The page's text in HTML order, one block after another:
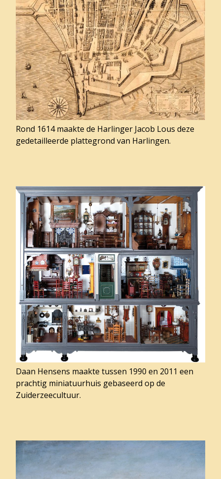
Rond 1614 maakte de Harlinger Jacob Lous deze
gedetailleerde plattegrond van Harlingen.
Daan Hensens maakte tussen 1990 en 2011 een
prachtig miniatuurhuis gebaseerd op de
Zuiderzeecultuur.